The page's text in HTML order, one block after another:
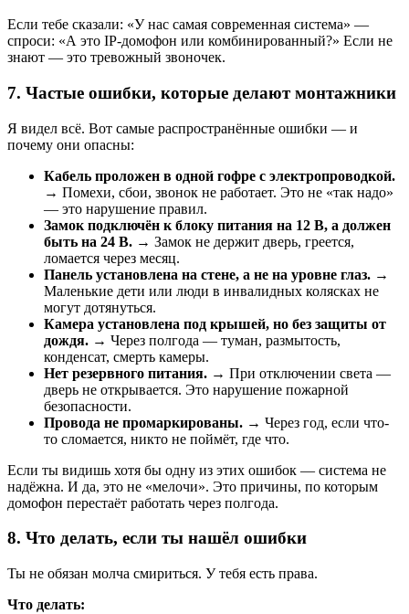
Если тебе сказали: «У нас самая современная система» —
спроси: «А это IP-домофон или комбинированный?» Если не
знают — это тревожный звоночек.
7. Частые ошибки, которые делают монтажники
Я видел всё. Вот самые распространённые ошибки — и
почему они опасны:
Кабель проложен в одной гофре с электропроводкой.
→ Помехи, сбои, звонок не работает. Это не «так надо»
— это нарушение правил.
Замок подключён к блоку питания на 12 В, а должен
быть на 24 В. → Замок не держит дверь, греется,
ломается через месяц.
Панель установлена на стене, а не на уровне глаз. →
Маленькие дети или люди в инвалидных колясках не
могут дотянуться.
Камера установлена под крышей, но без защиты от
дождя. → Через полгода — туман, размытость,
конденсат, смерть камеры.
Нет резервного питания. → При отключении света —
дверь не открывается. Это нарушение пожарной
безопасности.
Провода не промаркированы. → Через год, если что-
то сломается, никто не поймёт, где что.
Если ты видишь хотя бы одну из этих ошибок — система не
надёжна. И да, это не «мелочи». Это причины, по которым
домофон перестаёт работать через полгода.
8. Что делать, если ты нашёл ошибки
Ты не обязан молча смириться. У тебя есть права.
Что делать: